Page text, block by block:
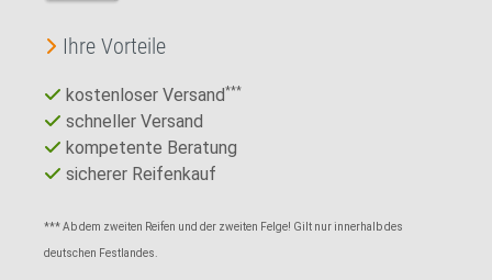
Ihre Vorteile
kostenloser Versand***
schneller Versand
kompetente Beratung
sicherer Reifenkauf
*** Ab dem zweiten Reifen und der zweiten Felge! Gilt nur innerhalb des
deutschen Festlandes.